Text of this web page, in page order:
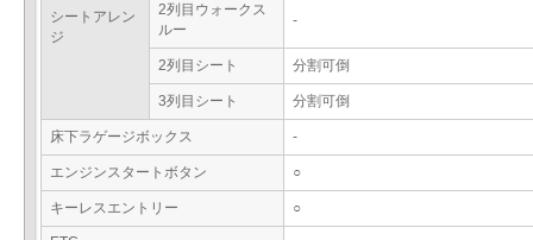
シートアレン
ジ
2列目ウォークス
ルー
-
2列目シート 分割可倒
3列目シート 分割可倒
床下ラゲージボックス -
エンジンスタートボタン ○
キーレスエントリー ○